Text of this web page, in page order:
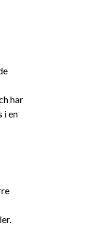
har
i en